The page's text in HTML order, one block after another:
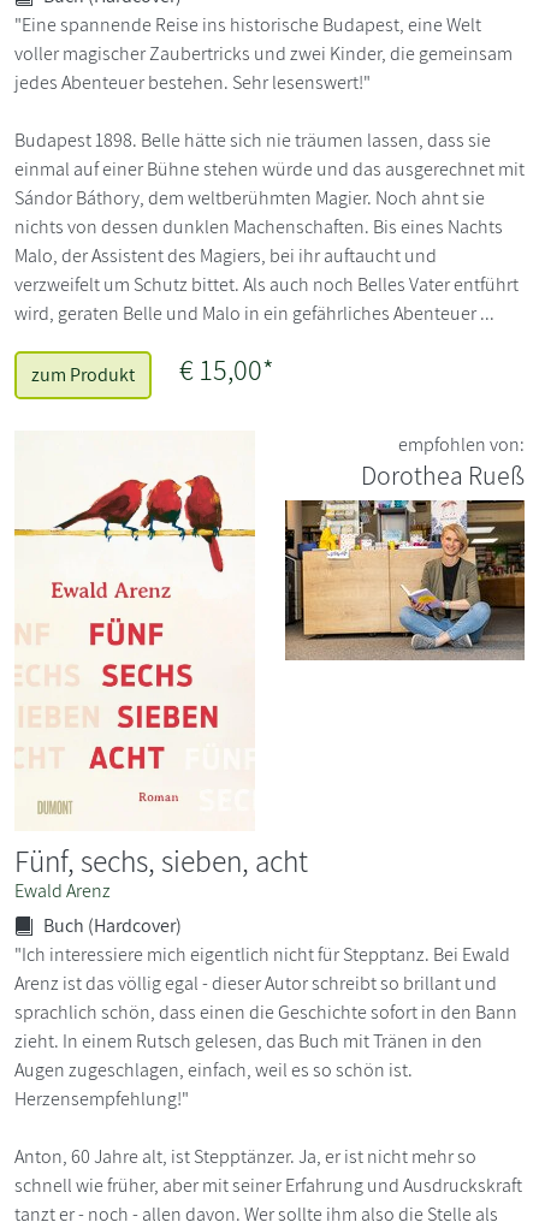
"Eine spannende Reise ins historische Budapest, eine Welt
voller magischer Zaubertricks und zwei Kinder, die gemeinsam
jedes Abenteuer bestehen. Sehr lesenswert!"
Budapest 1898. Belle hätte sich nie träumen lassen, dass sie
einmal auf einer Bühne stehen würde und das ausgerechnet mit
Sándor Báthory, dem weltberühmten Magier. Noch ahnt sie
nichts von dessen dunklen Machenschaften. Bis eines Nachts
Malo, der Assistent des Magiers, bei ihr auftaucht und
verzweifelt um Schutz bittet. Als auch noch Belles Vater entführt
wird, geraten Belle und Malo in ein gefährliches Abenteuer ...
zum Produkt € 15,00*
empfohlen von:
Dorothea Rueß
Fünf, sechs, sieben, acht
Ewald Arenz
Buch (Hardcover)
"Ich interessiere mich eigentlich nicht für Stepptanz. Bei Ewald
Arenz ist das völlig egal - dieser Autor schreibt so brillant und
sprachlich schön, dass einen die Geschichte sofort in den Bann
zieht. In einem Rutsch gelesen, das Buch mit Tränen in den
Augen zugeschlagen, einfach, weil es so schön ist.
Herzensempfehlung!"
Anton, 60 Jahre alt, ist Stepptänzer. Ja, er ist nicht mehr so
schnell wie früher, aber mit seiner Erfahrung und Ausdruckskraft
tanzt er - noch - allen davon. Wer sollte ihm also die Stelle als